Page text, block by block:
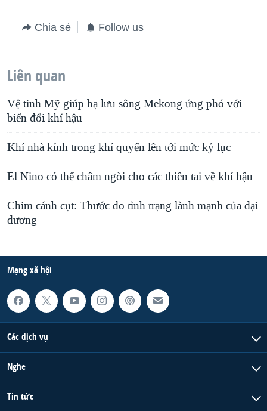
Chia sẻ Follow us
Liên quan
Vệ tinh Mỹ giúp hạ lưu sông Mekong ứng phó với
biến đổi khí hậu
Khí nhà kính trong khí quyển lên tới mức kỷ lục
El Nino có thể châm ngòi cho các thiên tai về khí hậu
Chim cánh cụt: Thước đo tình trạng lành mạnh của đại
dương
Mạng xã hội
Các dịch vụ
Nghe
Tin tức